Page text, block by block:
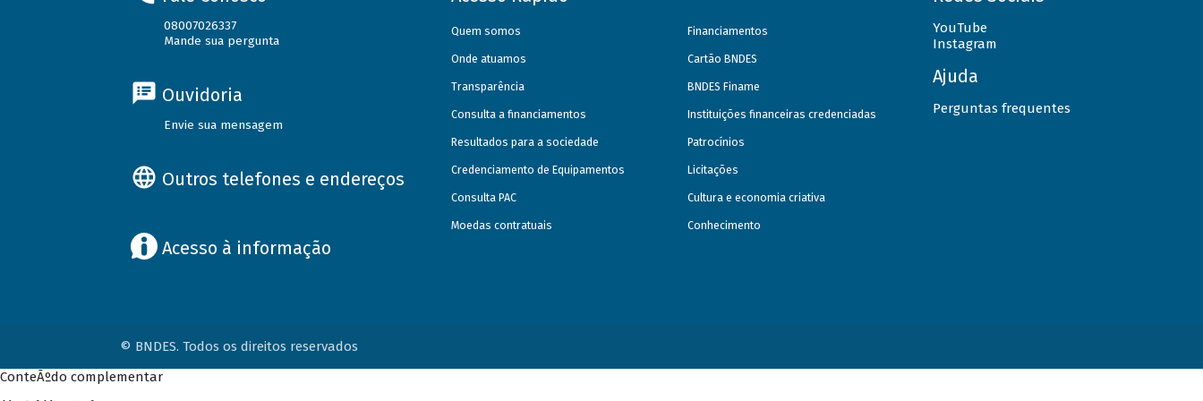
08007026337
Mande sua pergunta
Ouvidoria
Envie sua mensagem
Outros telefones e endereços
Acesso à informação
Quem somos
Onde atuamos
Transparência
Consulta a financiamentos
Resultados para a sociedade
Credenciamento de Equipamentos
Consulta PAC
Moedas contratuais
Financiamentos
Cartão BNDES
BNDES Finame
Instituições financeiras credenciadas
Patrocínios
Licitações
Cultura e economia criativa
Conhecimento
YouTube
Instagram
Ajuda
Perguntas frequentes
© BNDES. Todos os direitos reservados
ConteÃºdo complementar